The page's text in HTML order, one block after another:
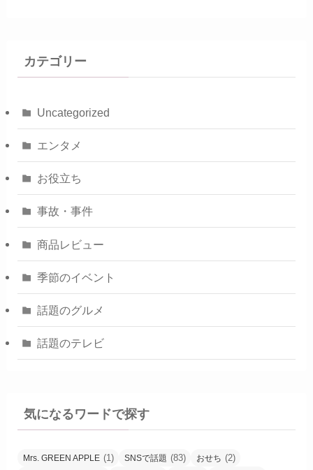
カテゴリー
Uncategorized
エンタメ
お役立ち
事故・事件
商品レビュー
季節のイベント
話題のグルメ
話題のテレビ
気になるワードで探す
Mrs. GREEN APPLE (1) SNSで話題 (83) おせち (2)